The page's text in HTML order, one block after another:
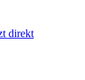
direkt